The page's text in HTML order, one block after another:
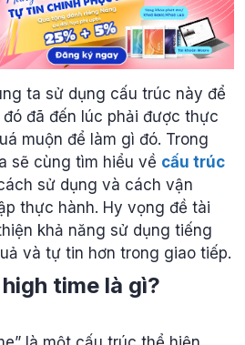
ta sử dụng cấu trúc này để
đã đến lúc phải được thực
muộn để làm gì đó. Trong
sẽ cùng tìm hiểu về cấu trúc
sử dụng và cách vận
thực hành. Hy vọng đề tài
khả năng sử dụng tiếng
và tự tin hơn trong giao tiếp.
time là gì?